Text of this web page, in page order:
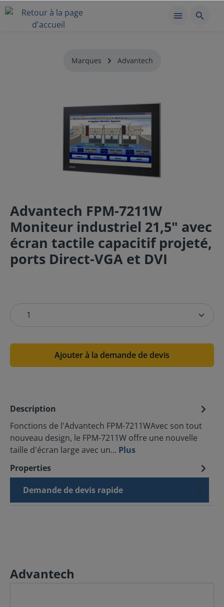
Marques Advantech
Advantech FPM-7211W
Moniteur industriel 21,5" avec
écran tactile capacitif projeté,
ports Direct-VGA et DVI
Ajouter à la demande de devis
Description
Fonctions de l'Advantech FPM-7211WAvec son tout
nouveau design, le FPM-7211W offre une nouvelle
taille d'écran large avec un… Plus
Properties
Demande de devis rapide
Advantech